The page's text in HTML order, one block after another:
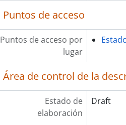
Puntos de acceso
Puntos de acceso por
lugar
Área de control de la
Estado de
elaboración
Draft